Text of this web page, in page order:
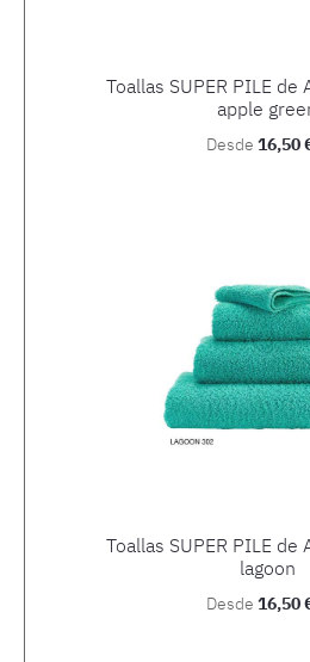
Toallas SUPER PILE
apple
Precio
Desde 16,50
Toallas SUPER PILE
lagoon
Precio
Desde 16,50